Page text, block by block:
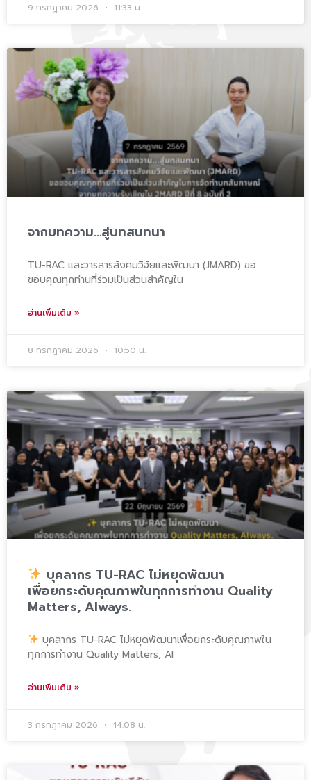
9 กรกฎาคม 2026 11:33 น.
จากบทความ…สู่บทสนทนา
TU-RAC และวารสารสังคมวิจัยและพัฒนา (JMARD) ขอ
ขอบคุณทุกท่านที่ร่วมเป็นส่วนสำคัญใน
อ่านเพิ่มเติม »
8 กรกฎาคม 2026 10:50 น.
บุคลากร TU-RAC ไม่หยุดพัฒนา
เพื่อยกระดับคุณภาพในทุกการทำงาน Quality
Matters, Always.
บุคลากร TU-RAC ไม่หยุดพัฒนาเพื่อยกระดับคุณภาพใน
ทุกการทำงาน Quality Matters, Al
อ่านเพิ่มเติม »
3 กรกฎาคม 2026 14:08 น.